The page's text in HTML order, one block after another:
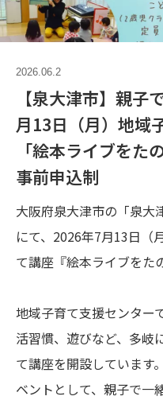
2026.06.2
【泉大津市】親
月13日（月）地域
「絵本ライブを
事前申込制
大阪府泉大津市の「泉大
にて、2026年7月13日（
て講座『絵本ライブをた
地域子育て支援センター
活習慣、遊びなど、多岐
て講座を開設しています
ベントとして、親子で一